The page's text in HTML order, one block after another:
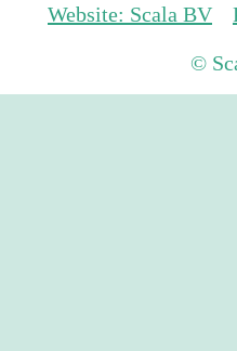
Website: Scala BV
©